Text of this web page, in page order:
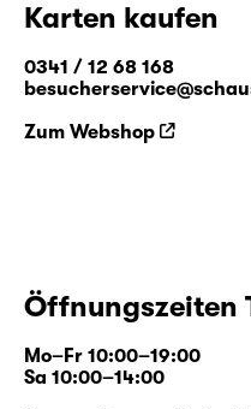
Karten kaufen
0341 / 12 68 168
Zum Webshop
Öffnungszeiten
Mo–Fr 10:00–19:00
Sa 10:00–14:00